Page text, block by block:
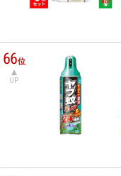
66位
UP